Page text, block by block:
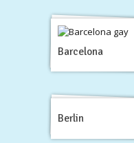
Barcelona
Berlin